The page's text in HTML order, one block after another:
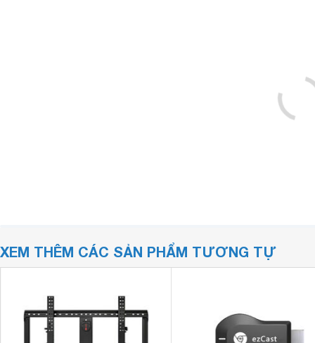
XEM THÊM CÁC SẢN PHẨM TƯƠNG TỰ